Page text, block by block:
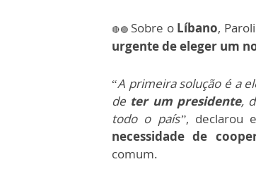
🔴🟢 Sobre o Líbano,
urgente de eleger um
“A primeira solução é a
de ter um presidente,
todo o país”, declarou
necessidade de
comum.